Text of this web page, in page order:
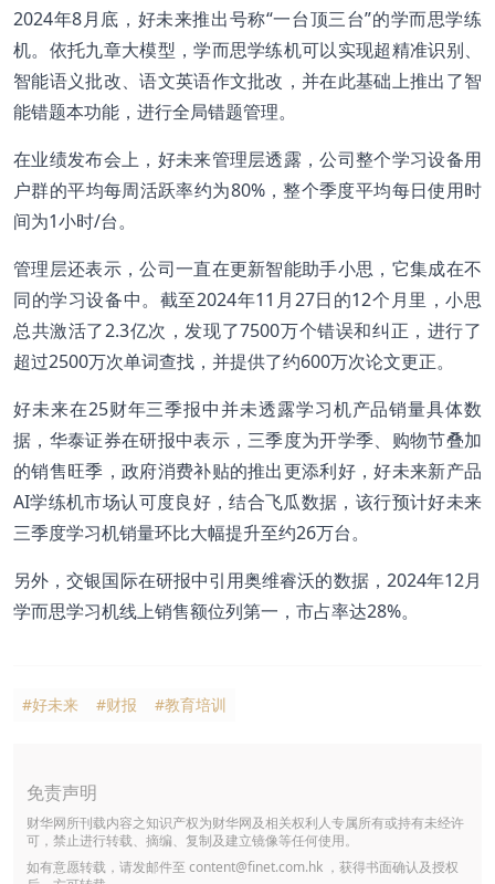
2024年8月底，好未来推出号称“一台顶三台”的学而思学练
机。依托九章大模型，学而思学练机可以实现超精准识别、
智能语义批改、语文英语作文批改，并在此基础上推出了智
能错题本功能，进行全局错题管理。
在业绩发布会上，好未来管理层透露，公司整个学习设备用
户群的平均每周活跃率约为80%，整个季度平均每日使用时
间为1小时/台。
管理层还表示，公司一直在更新智能助手小思，它集成在不
同的学习设备中。截至2024年11月27日的12个月里，小思
总共激活了2.3亿次，发现了7500万个错误和纠正，进行了
超过2500万次单词查找，并提供了约600万次论文更正。
好未来在25财年三季报中并未透露学习机产品销量具体数
据，华泰证券在研报中表示，三季度为开学季、购物节叠加
的销售旺季，政府消费补贴的推出更添利好，好未来新产品
AI学练机市场认可度良好，结合飞瓜数据，该行预计好未来
三季度学习机销量环比大幅提升至约26万台。
另外，交银国际在研报中引用奥维睿沃的数据，2024年12月
学而思学习机线上销售额位列第一，市占率达28%。
#好未来 #财报 #教育培训
免责声明
财华网所刊载内容之知识产权为财华网及相关权利人专属所有或持有未经许
可，禁止进行转载、摘编、复制及建立镜像等任何使用。
如有意愿转载，请发邮件至 content@finet.com.hk ，获得书面确认及授权